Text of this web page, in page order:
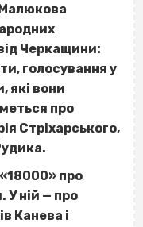
Черкащини:
голосування у
які вони
про
Стріхарського,
про
ній — про
Канева і